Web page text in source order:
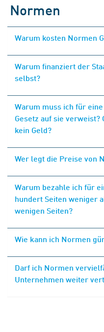
Normen
Warum kosten Normen
Warum finanziert der
selbst?
Warum muss ich für
Gesetz auf sie verweist?
kein Geld?
Wer legt die Preise von
Warum bezahle ich für
hundert Seiten weniger
wenigen Seiten?
Wie kann ich Normen
Darf ich Normen
Unternehmen weiter